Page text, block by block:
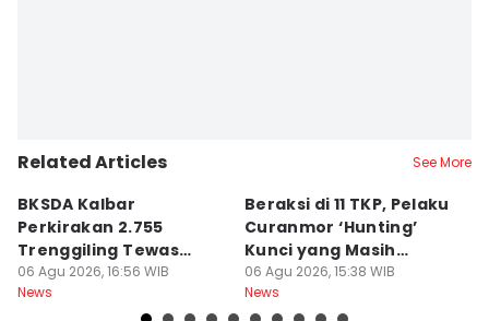
Related Articles See More
BKSDA Kalbar
Perkirakan 2.755
Trenggiling Tewas
untuk Dapat 551 Kg Sisik
06 Agu 2026, 16:56 WIB
News
Beraksi di 11 TKP, Pelaku
Curanmor ‘Hunting’
Kunci yang Masih
Menempel
06 Agu 2026, 15:38 WIB
News